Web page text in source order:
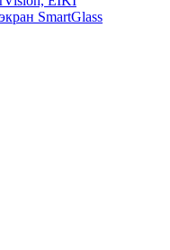
SmartGlass